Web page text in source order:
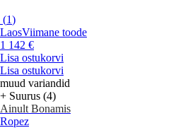
(1)
LaosViimane toode
1 142 €
Lisa ostukorvi
Lisa ostukorvi
muud variandid
+ Suurus (4)
Ainult Bonamis
Ropez